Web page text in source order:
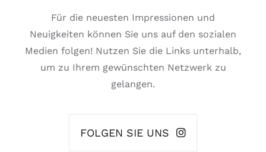
Für die neuesten Impressionen und
Neuigkeiten können Sie uns auf den sozialen
Medien folgen! Nutzen Sie die Links unterhalb,
um zu Ihrem gewünschten Netzwerk zu
gelangen.
FOLGEN SIE UNS